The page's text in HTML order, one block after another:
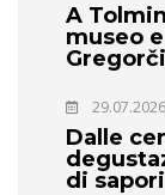
A
museo
29.07.2026
Dalle
di